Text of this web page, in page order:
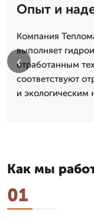
Опыт и
Компания
выполняет
отработанным
соответствуют
и экологическим
‹
Как мы
01